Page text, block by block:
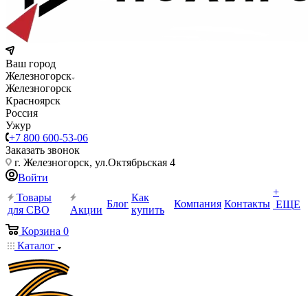
Ваш город
Железногорск
Железногорск
Красноярск
Россия
Ужур
+7 800 600-53-06
Заказать звонок
г. Железногорск, ул.Октябрьская 4
Войти
Товары
для СВО
Акции
Блог
Как
купить
Компания Контакты
+
ЕЩЕ
Корзина 0
Каталог